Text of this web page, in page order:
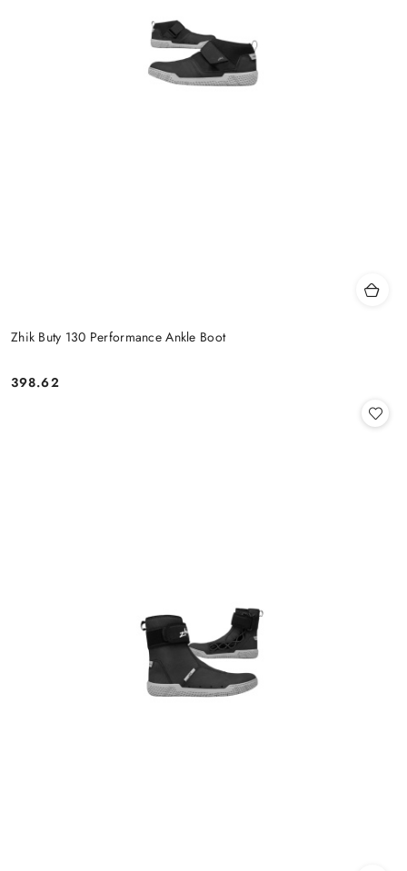
Zhik Buty 130 Performance Ankle Boot
Cena:
398.62